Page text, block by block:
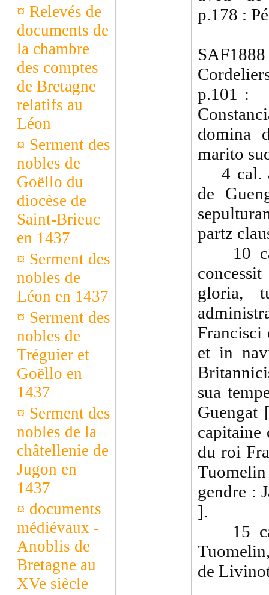
¤ Relevés de
documents de
la chambre
des comptes
de Bretagne
relatifs au
Léon
¤ Serment des
nobles de
Goëllo du
diocèse de
Saint-Brieuc
en 1437
¤ Serment des
nobles de
Léon en 1437
¤ Serment des
nobles de
Tréguier et
Goëllo en
1437
¤ Serment des
nobles de la
châtellenie de
Jugon en
1437
¤ documents
médiévaux -
Anoblis de
Bretagne au
XVe siècle
p.178 :
p.101 :
domina
marito
4 cal.
de
partz
10
gloria,
et in
sua
Guengat
du roi
Tuomelin
gendre :
].
15
de